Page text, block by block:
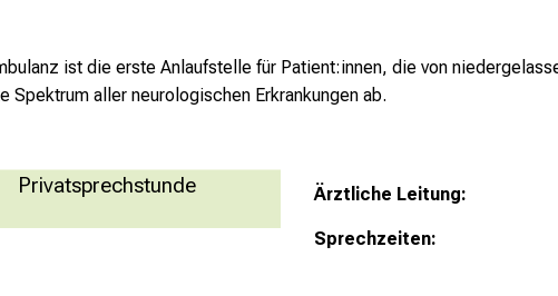
ist die erste Anlaufstelle für Patient:innen, die von
Spektrum aller neurologischen Erkrankungen ab.
Privatsprechstunde Ärztliche Leitung:
Sprechzeiten: